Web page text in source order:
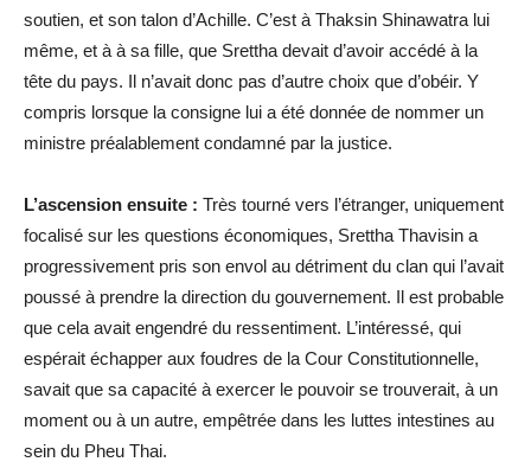
soutien, et son talon d’Achille. C’est à Thaksin Shinawatra lui
même, et à à sa fille, que Srettha devait d’avoir accédé à la
tête du pays. Il n’avait donc pas d’autre choix que d’obéir. Y
compris lorsque la consigne lui a été donnée de nommer un
ministre préalablement condamné par la justice.
L’ascension ensuite : Très tourné vers l’étranger, uniquement
focalisé sur les questions économiques, Srettha Thavisin a
progressivement pris son envol au détriment du clan qui l’avait
poussé à prendre la direction du gouvernement. Il est probable
que cela avait engendré du ressentiment. L’intéressé, qui
espérait échapper aux foudres de la Cour Constitutionnelle,
savait que sa capacité à exercer le pouvoir se trouverait, à un
moment ou à un autre, empêtrée dans les luttes intestines au
sein du Pheu Thai.